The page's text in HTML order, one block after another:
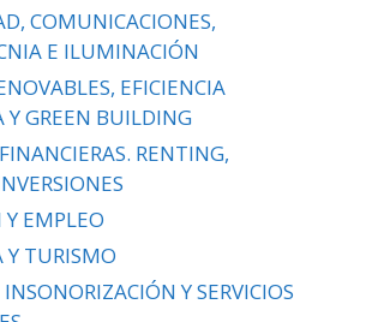
COMUNICACIONES,
E ILUMINACIÓN
EFICIENCIA
Y GREEN BUILDING
RENTING,
EMPLEO
Y TURISMO
Y SERVICIOS